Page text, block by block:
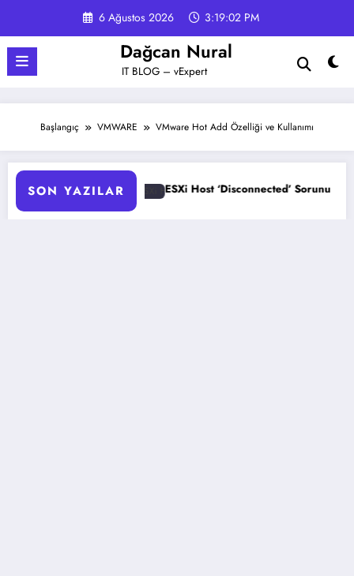
6 Ağustos 2026 3:19:03 PM
Dağcan Nural
IT BLOG – vExpert
Başlangıç VMWARE VMware Hot Add Özelliği ve Kullanımı
SON YAZILAR
ESXi Host ‘Disconnected’ Sorunu Çözümü HPE